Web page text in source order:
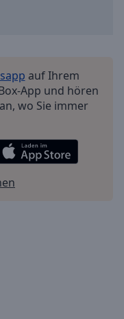
auf Ihrem
App und hören
wo Sie immer